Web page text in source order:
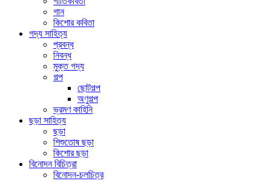
গান
কিশোর কবিতা
গদ্য সাহিত্য
প্রবন্ধ
নিবন্ধ
মুক্ত গদ্য
গল্প
ছোটগল্প
অণুগল্প
ভ্রমণ কাহিনি
ছড়া সাহিত্য
ছড়া
শিশুতোষ ছড়া
কিশোর ছড়া
বিনোদন বিচিত্রা
বিনোদন-চলচিত্র